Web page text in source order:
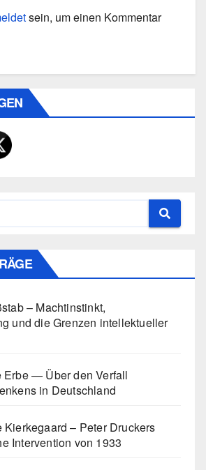
sein, um einen Kommentar
– Machtinstinkt,
und die Grenzen intellektueller
Erbe — Über den Verfall
in Deutschland
Kierkegaard – Peter Druckers
Intervention von 1933